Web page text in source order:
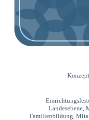
Landesebene ,
Familienbildung ,